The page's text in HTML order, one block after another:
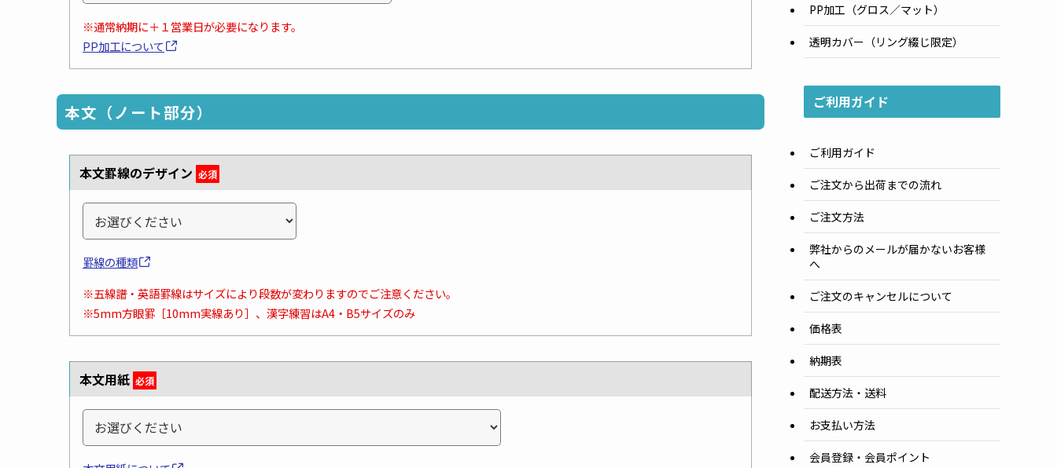
※通常納期に＋１営業日が必要になります。
PP加工について
本文（ノート部分）
本文罫線のデザイン 必須
罫線の種類
※五線譜・英語罫線はサイズにより段数が変わりますのでご注意ください。
※5mm方眼罫［10mm実線あり］、漢字練習はA4・B5サイズのみ
本文用紙 必須
PP加工（グロス／マット）
透明カバー（リング綴じ限定）
ご利用ガイド
ご利用ガイド
ご注文から出荷までの流れ
ご注文方法
弊社からのメールが届かないお客様
へ
ご注文のキャンセルについて
価格表
納期表
配送方法・送料
お支払い方法
会員登録・会員ポイント